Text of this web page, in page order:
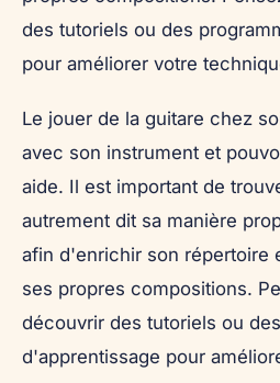
des tutoriels ou des
pour améliorer votre
Le jouer de la guitare chez
avec son instrument et
aide. Il est important de
autrement dit sa manière
afin d'enrichir son répertoire
ses propres compositions.
découvrir des tutoriels ou
d'apprentissage pour